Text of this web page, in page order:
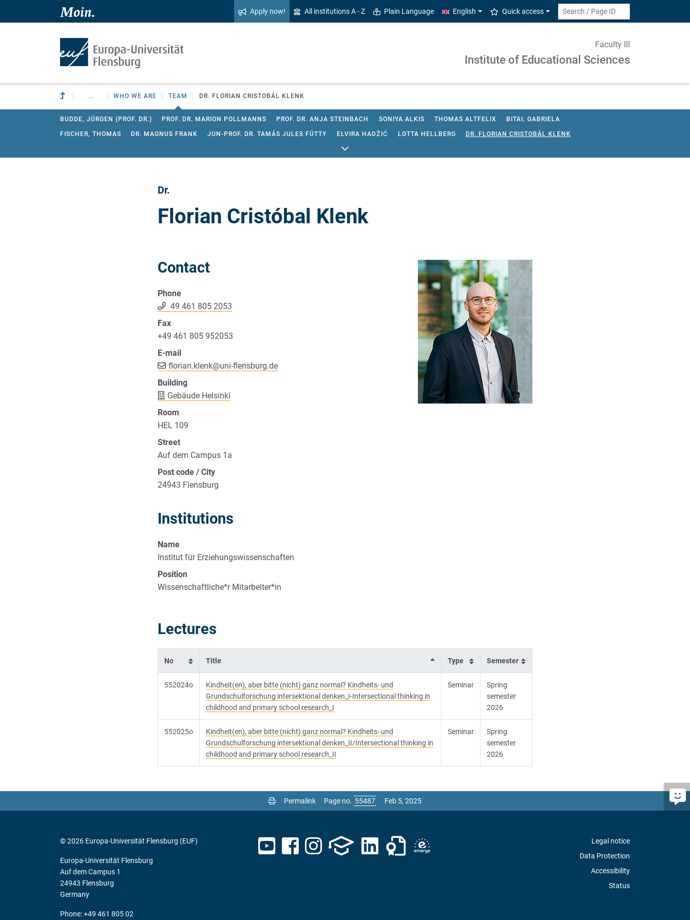
Skip to main content
Skip to main navigation
Apply now! All institutions A - Z Plain Language English Quick access
Faculty III
Institute of Educational Sciences
To parent institution
... WHO WE ARE TEAM DR. FLORIAN CRISTOBÁL KLENK
BUDDE, JÜRGEN (PROF. DR.) PROF. DR. MARION POLLMANNS PROF. DR. ANJA STEINBACH SONIYA ALKIS THOMAS ALTFELIX BITAI, GABRIELA
FISCHER, THOMAS DR. MAGNUS FRANK JUN-PROF. DR. TAMÁS JULES FÜTTY ELVIRA HADŽIĆ LOTTA HELLBERG DR. FLORIAN CRISTOBÁL KLENK
MARTINA PETERSEN
Dr.
Florian Cristóbal Klenk
Contact
Phone
49 461 805 2053
Fax
+49 461 805 952053
E-mail
florian.klenk@uni-flensburg.de
Building
Gebäude Helsinki
Room
HEL 109
Street
Auf dem Campus 1a
Post code / City
24943 Flensburg
Institutions
Name
Institut für Erziehungswissenschaften
Position
Wissenschaftliche*r Mitarbeiter*in
Lectures
No Title Type Semester
552024o
Kindheit(en), aber bitte (nicht) ganz normal? Kindheits- und
Grundschulforschung intersektional denken_I-Intersectional thinking in
childhood and primary school research_I
Seminar
Spring
semester
2026
552025o
Kindheit(en), aber bitte (nicht) ganz normal? Kindheits- und
Grundschulforschung intersektional denken_II/Intersectional thinking in
childhood and primary school research_II
Seminar
Spring
semester
2026
Permalink Page no. Feb 5, 2025
Legal notice
Data Protection
Accessibility
Status
© 2026 Europa-Universität Flensburg (EUF)
Europa-Universität Flensburg
Auf dem Campus 1
24943 Flensburg
Germany
Phone: +49 461 805 02